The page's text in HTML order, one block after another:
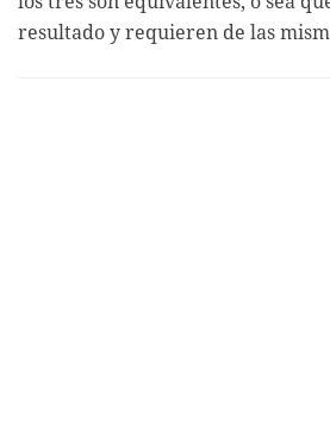
resultado y requieren de las